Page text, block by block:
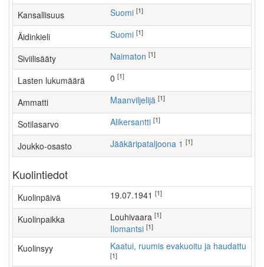
Kansallisuus Suomi [1]
Äidinkieli Suomi [1]
Siviilisääty Naimaton [1]
Lasten lukumäärä [1]
Ammatti maanviljelijä [1]
Sotilasarvo Alikersantti [1]
Joukko-osasto Jääkäripataljoona 1 [1]
Kuolintiedot
Kuolinpäivä 19.07.1941 [1]
Kuolinpaikka Louhivaara [1]
Ilomantsi [1]
Kuolinsyy Kaatui, ruumis evakuoitu ja haudattu
[1]